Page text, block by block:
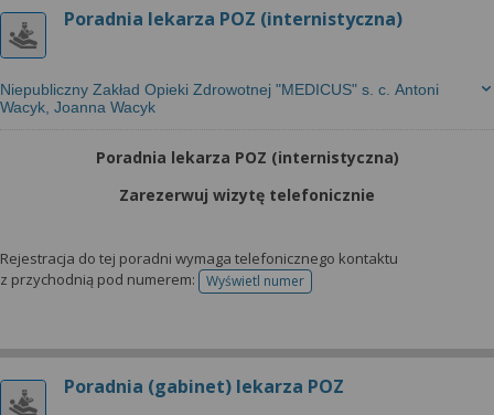
Poradnia lekarza POZ (internistyczna)
Niepubliczny Zakład Opieki Zdrowotnej "MEDICUS" s. c. Antoni
Wacyk, Joanna Wacyk
Poradnia lekarza POZ (internistyczna)
Zarezerwuj wizytę telefonicznie
Rejestracja do tej poradni wymaga telefonicznego kontaktu
z przychodnią pod numerem:
Wyświetl numertelefonu do rejestracji
Poradnia (gabinet) lekarza POZ
możesz też wycofać zgodę na przetwarzanie Twoich
danych tylko w niektórych celach. Jeżeli chcesz
dowiedzieć się więcej lub chcesz przeprowadzić
konfigurację szczegółową, to możesz tego dokonać
za pomocą „Ustawień zaawansowanych”.
Więcej informacji na temat wykorzystywania
narzędzi zewnętrznych w naszym serwisie